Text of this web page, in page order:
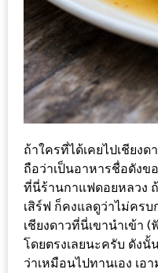
กับ
เว็บ
น้า
อ้วน
ชวน
หิว
เจ้าของ
ร้าน
แนะนำ
ร้าน
เพื่อน
ถ้าใครที่ได้เคยไปเชียง
ถือว่าเป็นอาหารชื่อดังข
ที่นี่ร้านกาแฟดอยหลวง
เสิร์ฟ ก็คงแลดูว่าไม่คร
เชียงดาวที่นี่เขานำเข้า
โดยตรงเลยนะครับ ดังนั้
ว่าเหมือนไปทานเอง เอ